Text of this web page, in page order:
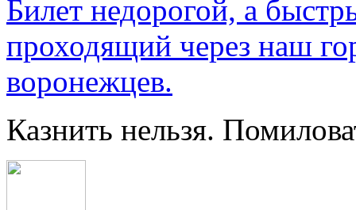
Билет недорогой, а
проходящий через наш
воронежцев.
Казнить нельзя.